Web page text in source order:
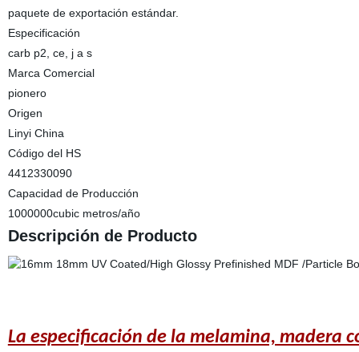
paquete de exportación estándar.
Especificación
carb p2, ce, j a s
Marca Comercial
pionero
Origen
Linyi China
Código del HS
4412330090
Capacidad de Producción
1000000cubic metros/año
Descripción de Producto
La especificación de la melamina, madera